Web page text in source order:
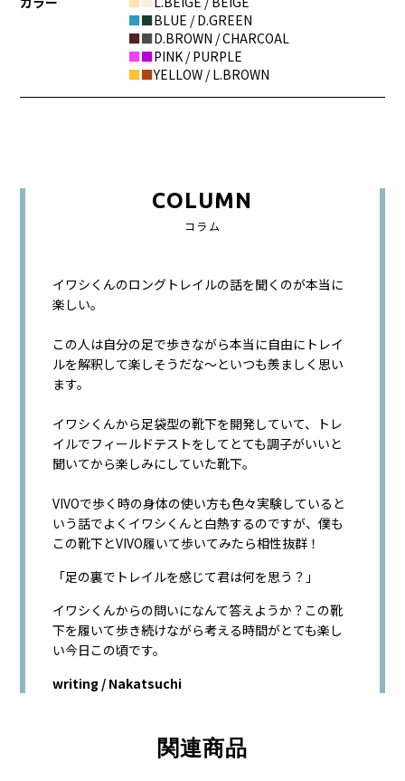
■■BLUE / D.GREEN
■■D.BROWN / CHARCOAL
■■PINK / PURPLE
■■YELLOW / L.BROWN
COLUMN
コラム
イワシくんのロングトレイルの話を聞くのが本当に
楽しい。
この人は自分の足で歩きながら本当に自由にトレイ
ルを解釈して楽しそうだな〜といつも羨ましく思い
ます。
イワシくんから足袋型の靴下を開発していて、トレ
イルでフィールドテストをしてとても調子がいいと
聞いてから楽しみにしていた靴下。
VIVOで歩く時の身体の使い方も色々実験していると
いう話でよくイワシくんと白熱するのですが、僕も
この靴下とVIVO履いて歩いてみたら相性抜群！
「足の裏でトレイルを感じて君は何を思う？」
イワシくんからの問いになんて答えようか？この靴
下を履いて歩き続けながら考える時間がとても楽し
い今日この頃です。
writing / Nakatsuchi
関連商品